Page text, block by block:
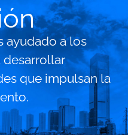
ayudado a los
desarrollar
que impulsan la